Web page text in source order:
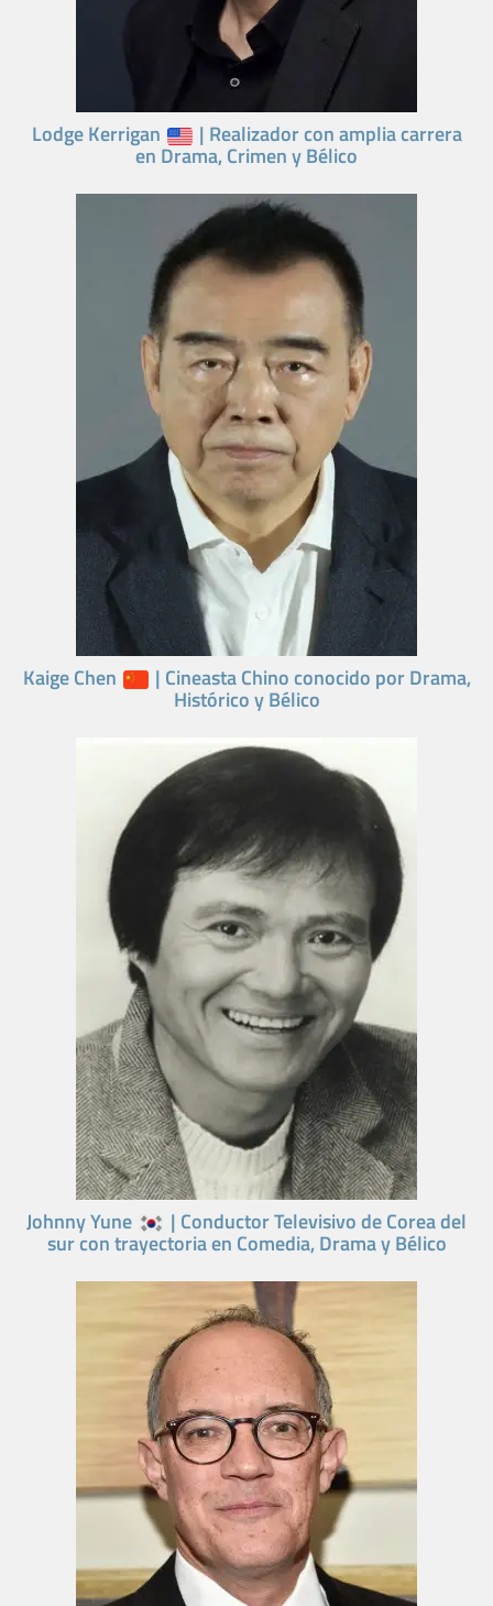
Lodge Kerrigan | Realizador con amplia carrera
en Drama, Crimen y Bélico
Kaige Chen | Cineasta Chino conocido por Drama,
Histórico y Bélico
Johnny Yune | Conductor Televisivo de Corea del
sur con trayectoria en Comedia, Drama y Bélico